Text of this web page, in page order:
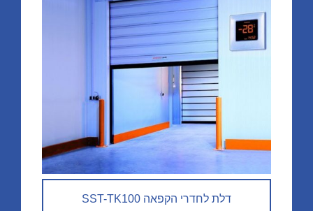
דלת לחדרי הקפאה SST-TK100